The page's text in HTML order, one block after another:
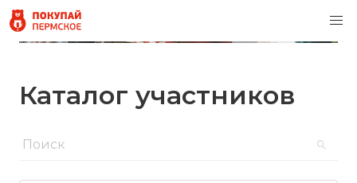
Каталог участников